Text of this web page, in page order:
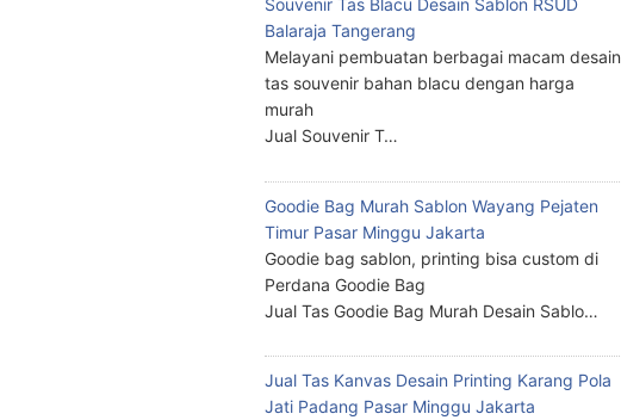
Souvenir Tas Blacu Desain Sablon RSUD
Balaraja Tangerang
Melayani pembuatan berbagai macam desain
tas souvenir bahan blacu dengan harga
murah
Jual Souvenir T…
Goodie Bag Murah Sablon Wayang Pejaten
Timur Pasar Minggu Jakarta
Goodie bag sablon, printing bisa custom di
Perdana Goodie Bag
Jual Tas Goodie Bag Murah Desain Sablo…
Jual Tas Kanvas Desain Printing Karang Pola
Jati Padang Pasar Minggu Jakarta